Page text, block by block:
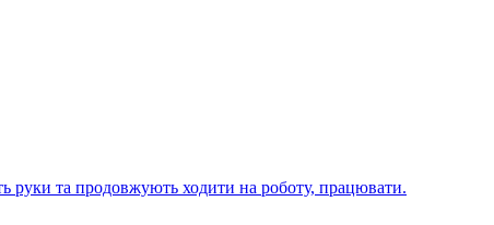
руки та продовжують ходити на роботу, працювати.